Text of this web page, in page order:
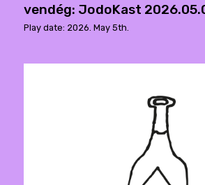
vendég: JodoKast
Play date: 2026. May 5th.